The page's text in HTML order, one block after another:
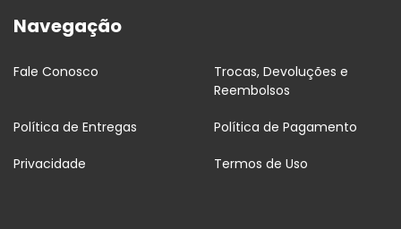
Navegação
Fale Conosco
Trocas, Devoluções e
Reembolsos
Política de Entregas Política de Pagamento
Privacidade Termos de Uso